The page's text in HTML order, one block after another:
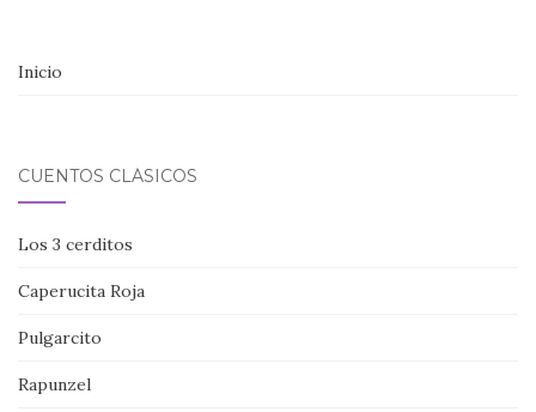
Inicio
CUENTOS CLÁSICOS
Los 3 cerditos
Caperucita Roja
Pulgarcito
Rapunzel